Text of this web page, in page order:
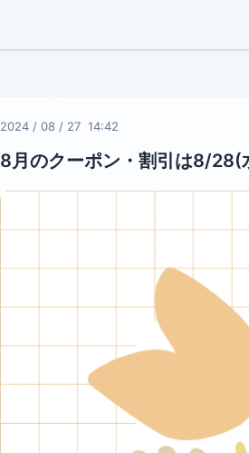
2024 / 08 / 27 14:42
8月のクーポン・割引は8/28(